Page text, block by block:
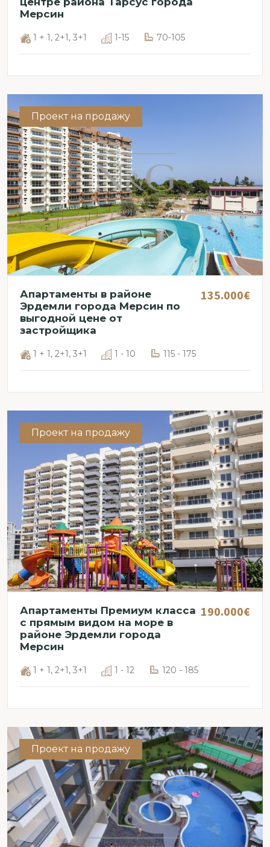
Мерсин
1 + 1, 2+1, 3+1 1-15 70-105
Проект на продажу
Апартаменты в районе
Эрдемли города Мерсин по
выгодной цене от
застройщика
135.000€
1 + 1, 2+1, 3+1 1 - 10 115 - 175
Проект на продажу
Апартаменты Премиум класса
с прямым видом на море в
районе Эрдемли города
Мерсин
190.000€
1 + 1, 2+1, 3+1 1 - 12 120 - 185
Проект на продажу